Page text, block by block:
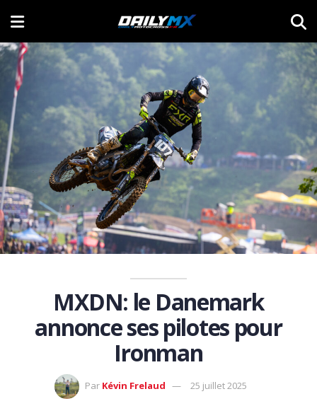
MXDN: le Danemark
annonce ses pilotes pour
Ironman
Par Kévin Frelaud 25 juillet 2025